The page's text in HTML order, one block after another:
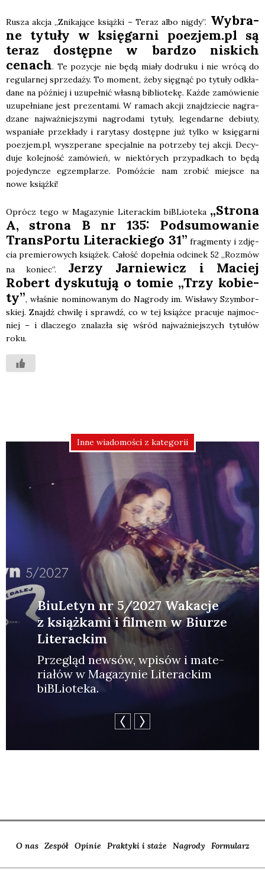
Rusza akcja „Zni­ka­ją­ce książ­ki – Teraz albo nigdy”. Wybra­
ne tytu­ły w księ­gar­ni poezjem.pl są
teraz dostęp­ne w bar­dzo niskich
cenach. Te pozy­cje nie będą mia­ły dodru­ku i nie wró­cą do
regu­lar­nej sprze­da­ży. To moment, żeby się­gnąć po tytu­ły odkła­
da­ne na póź­niej i uzu­peł­nić wła­sną biblio­te­kę. Każ­de zamó­wie­nie
uzu­peł­nia­ne jest pre­zen­ta­mi. W ramach akcji znaj­dzie­cie nagra­
dza­ne naj­waż­niej­szy­mi nagro­da­mi tytu­ły, legen­dar­ne debiu­ty,
wspa­nia­łe prze­kła­dy i rary­ta­sy dostęp­ne już tyl­ko w księ­gar­ni
poezjem.pl, wyszpe­ra­ne spe­cjal­nie na potrze­by tej akcji. Decy­
du­je kolej­ność zamó­wień, w nie­któ­rych przy­pad­kach to będą
poje­dyn­cze egzem­pla­rze. Pomóż­cie nam zro­bić miej­sce na
nowe książ­ki!
Oprócz tego w Maga­zy­nie Lite­rac­kim biBLio­te­ka „Stro­na
A, stro­na B nr 135: Pod­su­mo­wa­nie
Trans­Por­tu Lite­rac­kie­go 31” frag­men­ty i zdję­
cia pre­mie­ro­wych ksią­żek. Całość dopeł­nia odci­nek 52 „Roz­mów
na koniec”. Jerzy Jar­nie­wicz i Maciej
Robert dys­ku­tu­ją o tomie „Trzy kobie­
ty”, wła­śnie nomi­no­wa­nym do Nagro­dy im. Wisła­wy Szym­bor­
skiej. Znajdź chwi­lę i sprawdź, co w tej książ­ce pra­cu­je naj­moc­
niej – i dla­cze­go zna­la­zła się wśród naj­waż­niej­szych tytu­łów
roku.
Inne wiadomości z kategorii
BiuLetyn nr 5/2027 Wakacje
z książkami i filmem w Biurze
Literackim
Prze­gląd new­sów, wpi­sów i mate­
ria­łów w Maga­zy­nie Lite­rac­kim
biBLio­te­ka.
O nas Zespół Opinie Praktyki i staże Nagrody Formularz